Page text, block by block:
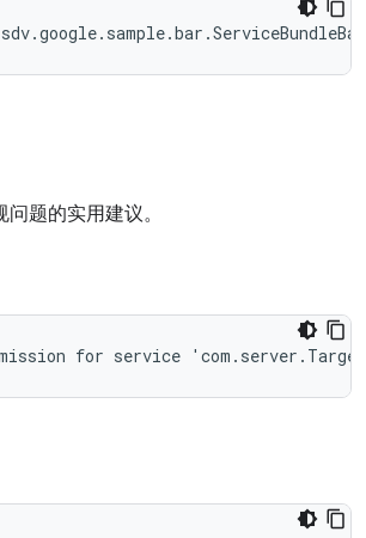
题的实用建议。